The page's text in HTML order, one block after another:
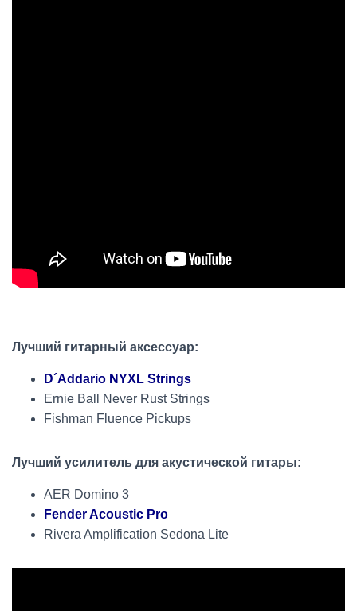
Лучший гитарный аксессуар:
D´Addario NYXL Strings
Ernie Ball Never Rust Strings
Fishman Fluence Pickups
Лучший усилитель для акустической гитары:
AER Domino 3
Fender Acoustic Pro
Rivera Amplification Sedona Lite